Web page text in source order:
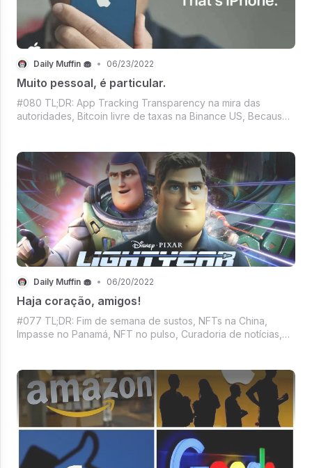
Daily Muffin 🧁 • 06/23/2022
Muito pessoal, é particular.
#080 TL;DR: App Tracking Transparency na mira das
autoridades, Bitcoin livre de taxas na Binance US, Because
Crypto segurando o fôlego e ma
Daily Muffin 🧁 • 06/20/2022
Haja coração, amigos!
#077 TL;DR: Fim de semana de sustos, NFTs na China,
Impasse no Panamá, NFT no pulso, Curadoria de notícias,